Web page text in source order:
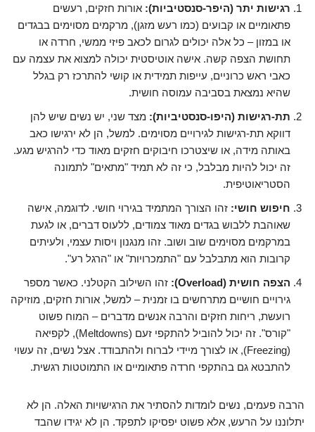
רגישות יתר (היפר-סנסטיביות): אורות חזקים, רעשים
פתאומיים או קבועים (כמו רעש מזגן), מרקמים מסוימים בבגדים
או במזון – כל אלה יכולים לגרום לכאב פיזי ממשי, חרדה או
תחושת הצפה קשה. אישה אוטיסטית יכולה למצוא את עצמה עם
כאבי ראש כרוניים, עייפות תמידית או קושי להתרכז רק בגלל
שהיא נמצאת בסביבה עמוסה חושית.
תת-רגישות (היפו-סנסטיביות): מצד שני, יש נשים שיש להן
דווקא תת-רגישות לגירויים מסוימים. למשל, הן לא ירגישו כאב
באותה מידה, או שיצטרכו חיבוקים חזקים מאוד כדי להרגיש מגע.
זה יכול להיות מבלבל, כי זה לא תמיד "מתאים" לתמונה
הסטריאוטיפית.
חיפוש חושי: זהו הצורך המתמיד בגירוי חושי. לדוגמה, אישה
שאוהבת ללבוש בגדים מאוד צמודים, ללעוס דברים, או לגעת
במרקמים מסוימים שוב ושוב. זהו מנגנון ויסות עצמי, ולעיתים
קרובות הוא מתבלבל עם "התמכרויות" או "הרגל רע".
הצפה חושית (Overload):
זהו השילוב הקטלני. כאשר מספר
גירויים חושיים מתרחשים בו זמנית – למשל, אורות חזקים, מוזיקה
רועשת, ריחות חזקים והרבה אנשים מדברים – המוח פשוט
"קורס". זה יכול להוביל להתקפי זעם (Meltdowns), לקפיאה
(Freezing), או לצורך מיידי לברוח ולהתבודד. אצל נשים, זה עשוי
להתבטא גם בהתקפי חרדה פתאומיים או התמוטטות רגשית.
הרבה פעמים, נשים לומדות להסתיר את הרגישויות האלה. הן לא
יתלוננו על הרעש, אלא פשוט יפסיקו לתפקד. הן לא יגידו שהבד